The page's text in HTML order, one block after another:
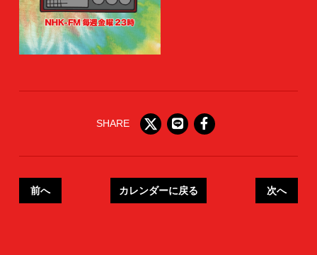
SHARE
前へ カレンダーに戻る 次へ